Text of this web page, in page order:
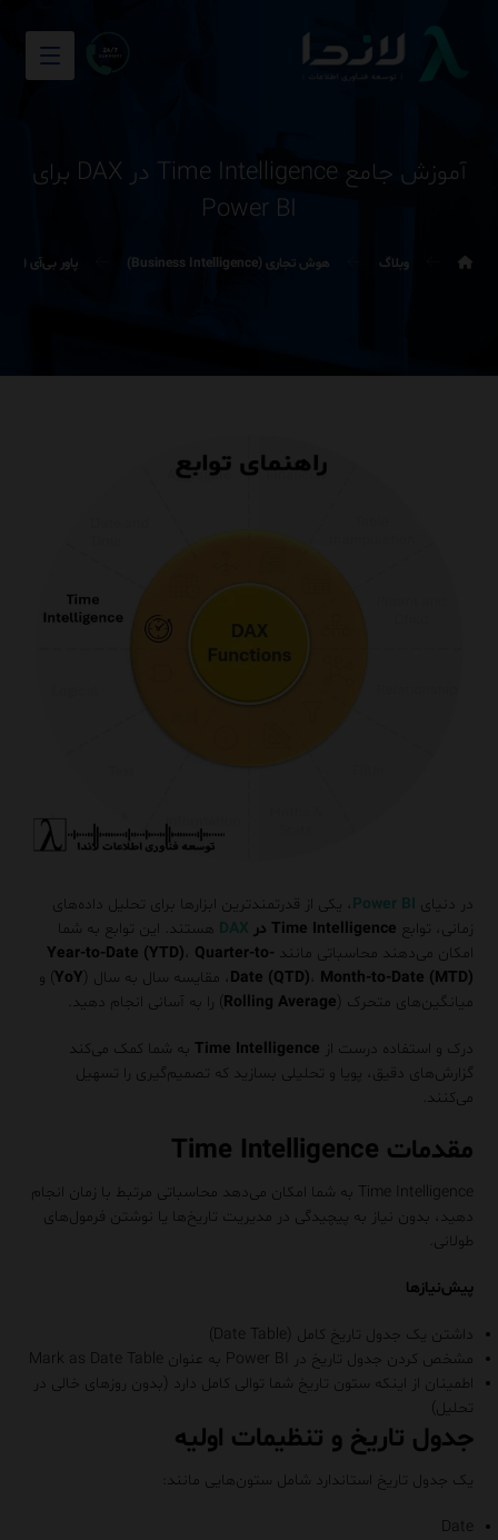
آموزش جامع Time Intelligence در DAX برای
Power BI
وبلاگ هوش تجاری (Business Intelligence) پاور بی‌آی (Power BI)
در دنیای Power BI، یکی از قدرتمندترین ابزارها برای تحلیل داده‌های
زمانی، توابع Time Intelligence در DAX هستند. این توابع به شما
امکان می‌دهند محاسباتی مانند
Year-to-Date (YTD)، Quarter-to-
Date (QTD)، Month-to-Date (MTD) ، مقایسه سال به سال (YoY) و
میانگین‌های متحرک (Rolling Average) را به آسانی انجام دهید.
درک و استفاده درست از Time Intelligence به شما کمک می‌کند
گزارش‌های دقیق، پویا و تحلیلی بسازید که تصمیم‌گیری را تسهیل
می‌کنند.
مقدمات Time Intelligence
Time Intelligence به شما امکان می‌دهد محاسباتی مرتبط با زمان انجام
دهید، بدون نیاز به پیچیدگی در مدیریت تاریخ‌ها یا نوشتن فرمول‌های
طولانی.
پیش‌نیازها
داشتن یک جدول تاریخ کامل (Date Table)
مشخص کردن جدول تاریخ در Power BI به عنوان Mark as Date Table
اطمینان از اینکه ستون تاریخ شما توالی کامل دارد (بدون روزهای خالی در
تحلیل)
جدول تاریخ و تنظیمات اولیه
یک جدول تاریخ استاندارد شامل ستون‌هایی مانند:
Date